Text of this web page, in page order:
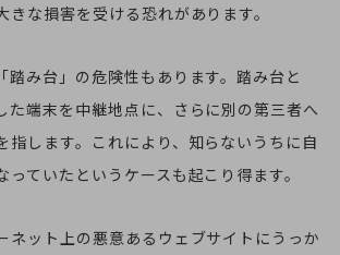
きな損害を受ける恐れがあります。
踏み台」の危険性もあります。踏み台と
た端末を中継地点に、さらに別の第三者へ
指します。これにより、知らないうちに自
ていたというケースも起こり得ます。
ネット上の悪意あるウェブサイトにうっか